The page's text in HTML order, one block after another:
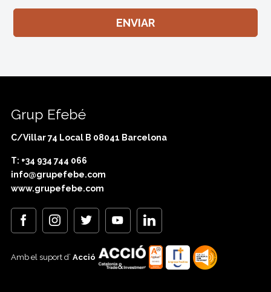
Grup Efebé
C/Villar 74 Local B 08041 Barcelona
T: +34 934 744 066
info@grupefebe.com
www.grupefebe.com
Amb el suport d’ Acció